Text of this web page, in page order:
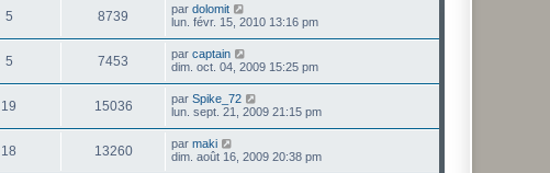
5 8739 par dolomit
lun. févr. 15, 2010 13:16 pm
5 7453 par captain
dim. oct. 04, 2009 15:25 pm
19 15036 par Spike_72
lun. sept. 21, 2009 21:15 pm
18 13260 par maki
dim. août 16, 2009 20:38 pm